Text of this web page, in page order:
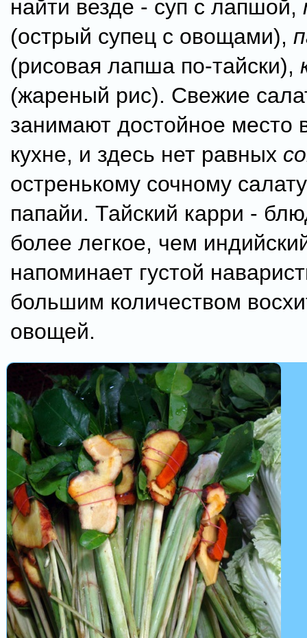
найти везде - суп с лапшой,
(острый супец с овощами),
(рисовая лапша по-тайски),
(жареный рис). Свежие
занимают достойное место
кухне, и здесь нет равных
остренькому сочному
папайи. Тайский карри -
более легкое, чем
напоминает густой
большим количеством
овощей.